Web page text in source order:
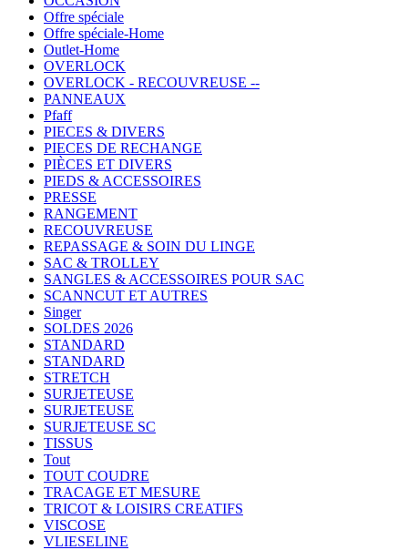
Offre spéciale
Offre spéciale-Home
Outlet-Home
OVERLOCK
OVERLOCK - RECOUVREUSE --
PANNEAUX
Pfaff
PIECES & DIVERS
PIECES DE RECHANGE
PIÈCES ET DIVERS
PIEDS & ACCESSOIRES
PRESSE
RANGEMENT
RECOUVREUSE
REPASSAGE & SOIN DU LINGE
SAC & TROLLEY
SANGLES & ACCESSOIRES POUR SAC
SCANNCUT ET AUTRES
Singer
SOLDES 2026
STANDARD
STANDARD
STRETCH
SURJETEUSE
SURJETEUSE
SURJETEUSE SC
TISSUS
Tout
TOUT COUDRE
TRACAGE ET MESURE
TRICOT & LOISIRS CREATIFS
VISCOSE
VLIESELINE